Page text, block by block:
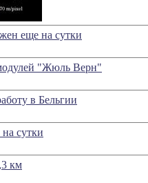
еще на сутки
"Жюль Верн"
в Бельгии
сутки
км